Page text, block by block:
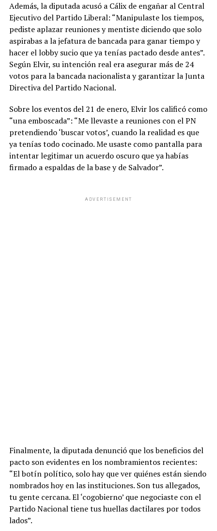
Además, la diputada acusó a Cálix de engañar al Central
Ejecutivo del Partido Liberal: “Manipulaste los tiempos,
pediste aplazar reuniones y mentiste diciendo que solo
aspirabas a la jefatura de bancada para ganar tiempo y
hacer el lobby sucio que ya tenías pactado desde antes”.
Según Elvir, su intención real era asegurar más de 24
votos para la bancada nacionalista y garantizar la Junta
Directiva del Partido Nacional.
Sobre los eventos del 21 de enero, Elvir los calificó como
“una emboscada”: “Me llevaste a reuniones con el PN
pretendiendo ‘buscar votos’, cuando la realidad es que
ya tenías todo cocinado. Me usaste como pantalla para
intentar legitimar un acuerdo oscuro que ya habías
firmado a espaldas de la base y de Salvador”.
ADVERTISEMENT
Finalmente, la diputada denunció que los beneficios del
pacto son evidentes en los nombramientos recientes:
“El botín político, solo hay que ver quiénes están siendo
nombrados hoy en las instituciones. Son tus allegados,
tu gente cercana. El ‘cogobierno’ que negociaste con el
Partido Nacional tiene tus huellas dactilares por todos
lados”.